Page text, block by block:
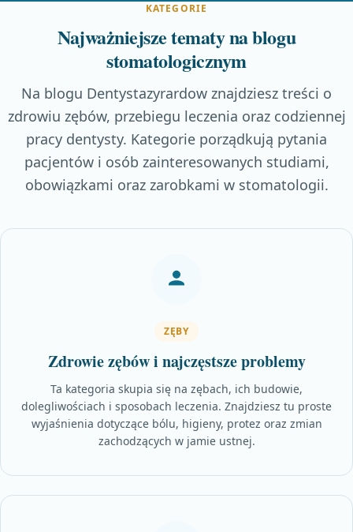
KATEGORIE
Najważniejsze tematy na blogu
stomatologicznym
Na blogu Dentystazyrardow znajdziesz treści o
zdrowiu zębów, przebiegu leczenia oraz codziennej
pracy dentysty. Kategorie porządkują pytania
pacjentów i osób zainteresowanych studiami,
obowiązkami oraz zarobkami w stomatologii.
ZĘBY
Zdrowie zębów i najczęstsze problemy
Ta kategoria skupia się na zębach, ich budowie,
dolegliwościach i sposobach leczenia. Znajdziesz tu proste
wyjaśnienia dotyczące bólu, higieny, protez oraz zmian
zachodzących w jamie ustnej.